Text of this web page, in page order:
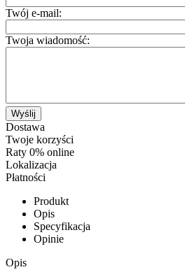
Twój e-mail:
Twoja wiadomość:
Wyślij
Dostawa
Twoje korzyści
Raty 0% online
Lokalizacja
Płatności
Produkt
Opis
Specyfikacja
Opinie
Opis